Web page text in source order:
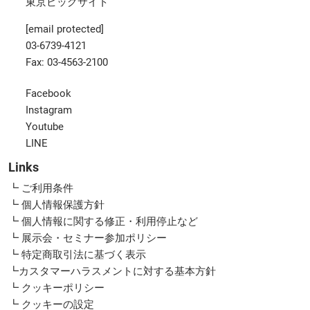
[email protected]
03-6739-4121
Fax: 03-4563-2100
Facebook
Instagram
Youtube
LINE
Links
┗ ご利用条件
┗ 個人情報保護方針
┗ 個人情報に関する修正・利用停止など
┗ 展示会・セミナー参加ポリシー
┗ 特定商取引法に基づく表示
┗カスタマーハラスメントに対する基本方針
┗ クッキーポリシー
┗ クッキーの設定